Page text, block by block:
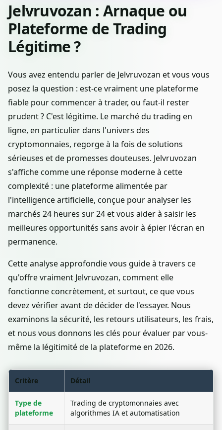
Jelvruvozan : Arnaque ou
Plateforme de Trading
Légitime ?
Vous avez entendu parler de Jelvruvozan et vous vous
posez la question : est-ce vraiment une plateforme
fiable pour commencer à trader, ou faut-il rester
prudent ? C'est légitime. Le marché du trading en
ligne, en particulier dans l'univers des
cryptomonnaies, regorge à la fois de solutions
sérieuses et de promesses douteuses. Jelvruvozan
s'affiche comme une réponse moderne à cette
complexité : une plateforme alimentée par
l'intelligence artificielle, conçue pour analyser les
marchés 24 heures sur 24 et vous aider à saisir les
meilleures opportunités sans avoir à épier l'écran en
permanence.
Cette analyse approfondie vous guide à travers ce
qu'offre vraiment Jelvruvozan, comment elle
fonctionne concrètement, et surtout, ce que vous
devez vérifier avant de décider de l'essayer. Nous
examinons la sécurité, les retours utilisateurs, les frais,
et nous vous donnons les clés pour évaluer par vous-
même la légitimité de la plateforme en 2026.
Critère Détail
Type de
plateforme
Trading de cryptomonnaies avec
algorithmes IA et automatisation